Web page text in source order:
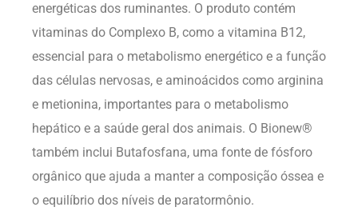
energéticas dos ruminantes. O produto contém
vitaminas do Complexo B, como a vitamina B12,
essencial para o metabolismo energético e a função
das células nervosas, e aminoácidos como arginina
e metionina, importantes para o metabolismo
hepático e a saúde geral dos animais. O Bionew®
também inclui Butafosfana, uma fonte de fósforo
orgânico que ajuda a manter a composição óssea e
o equilíbrio dos níveis de paratormônio.